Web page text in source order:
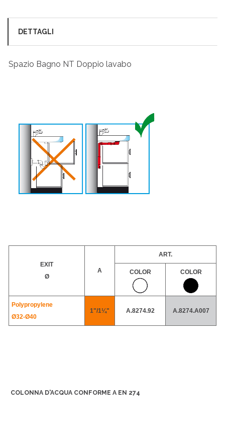
DETTAGLI
Spazio Bagno NT Doppio lavabo
EXIT
Ø
A
ART.
COLOR COLOR
Polypropylene
Ø32-Ø40
1"/1¼" A.8274.92 A.8274.A007
COLONNA D'ACQUA CONFORME A EN 274